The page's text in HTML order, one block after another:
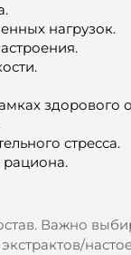
нагрузок.
здорового
стресса.
Важно